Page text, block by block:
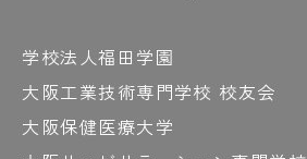
学校法人福田学園
大阪工業技術専門学校 校友会
大阪保健医療大学